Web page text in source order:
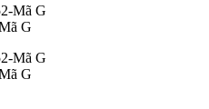
G
G